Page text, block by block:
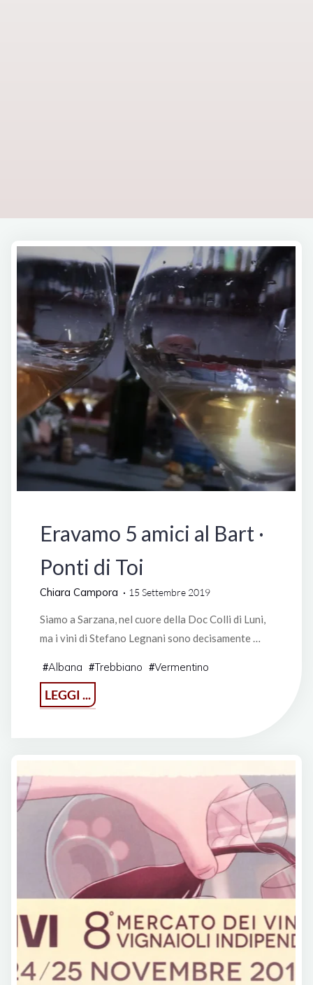
Eravamo 5 amici al Bart ·
Ponti di Toi
Chiara Campora 15 Settembre 2019
Siamo a Sarzana, nel cuore della Doc Colli di Luni,
ma i vini di Stefano Legnani sono decisamente …
#Albana #Trebbiano #Vermentino
LEGGI ...
5
·
Toi"